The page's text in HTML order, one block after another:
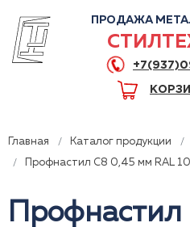
ПРОДАЖА
Главная Каталог продукции
Профнастил С8 0,45 мм RAL